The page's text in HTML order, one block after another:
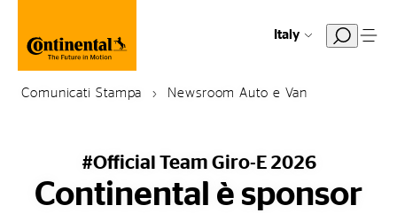
Italy
Comunicati Stampa Newsroom Auto e Van
#Official Team Giro-E 2026
Continental è sponsor